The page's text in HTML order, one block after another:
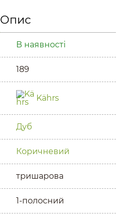
Опис
В наявності
189
Kährs
Дуб
Коричневий
тришарова
1-полосний